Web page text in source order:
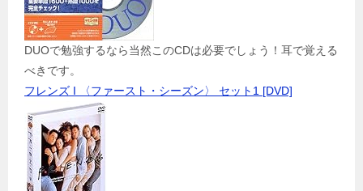
DUOで勉強するなら当然このCDは必要でしょう！耳で覚える
べきです。
フレンズ I 〈ファースト・シーズン〉 セット1 [DVD]